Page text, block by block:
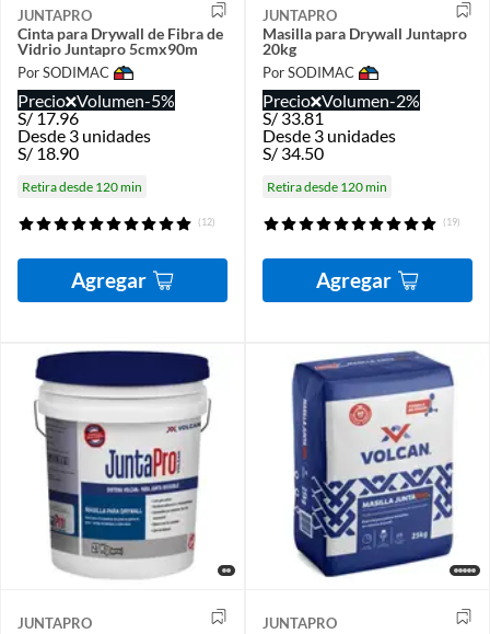
JUNTAPRO
Cinta para Drywall de Fibra de
Vidrio Juntapro 5cmx90m
Por SODIMAC
Precio Volumen-5%
S/17.96
Desde 3 unidades
S/ 18.90
Retira desde 120 min
(12)
Agregar
JUNTAPRO
Masilla para Drywall Juntapro
20kg
Por SODIMAC
Precio Volumen-2%
S/33.81
Desde 3 unidades
S/ 34.50
Retira desde 120 min
(19)
Agregar
JUNTAPRO JUNTAPRO